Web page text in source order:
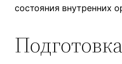
состояния внутренних